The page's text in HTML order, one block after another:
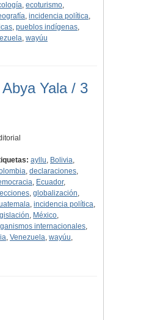
,ecoturismo,
,incidencia política,
, pueblos indígenas,
, wayúu
Yala / 3
ayllu, Bolivia,
,declaraciones,
, Ecuador,
,globalización,
,incidencia política,
, México,
internacionales,
, Venezuela, wayúu,